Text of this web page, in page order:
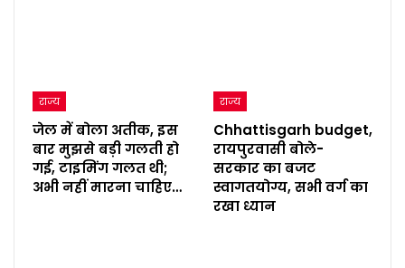
राज्य
जेल में बोला अतीक, इस
बार मुझसे बड़ी गलती हो
गई, टाइमिंग गलत थी;
अभी नहीं मारना चाहिए…
राज्य
Chhattisgarh budget,
रायपुरवासी बोले-
सरकार का बजट
स्वागतयोग्य, सभी वर्ग का
रखा ध्यान